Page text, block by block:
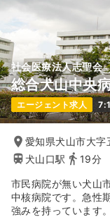
社会医療法人志聖会
総合犬山中央
エージェント求人 7:1
愛知県犬山市大
犬山口駅
19分
市民病院が無い犬山
中核病院です。急性
強みを持っています